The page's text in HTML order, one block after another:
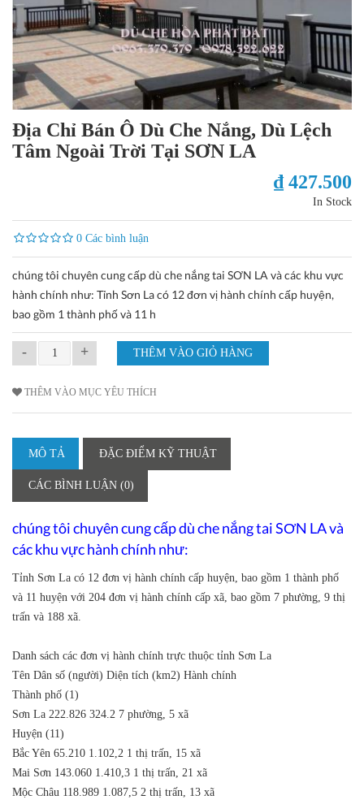
Địa Chỉ Bán Ô Dù Che Nắng, Dù Lệch
Tâm Ngoài Trời Tại SƠN LA
₫ 427.500
In Stock
0 Các bình luận
chúng tôi chuyên cung cấp dù che nắng tai SƠN LA và các khu vực
hành chính như: Tỉnh Sơn La có 12 đơn vị hành chính cấp huyện,
bao gồm 1 thành phố và 11 h
- +
THÊM VÀO MỤC YÊU THÍCH
MÔ TẢ ĐẶC ĐIỂM KỸ THUẬT
CÁC BÌNH LUẬN (0)
chúng tôi chuyên cung cấp dù che nắng taiSƠN LAvà
các khu vực hành chính như:
Tỉnh Sơn La có 12 đơn vị hành chính cấp huyện, bao gồm 1 thành phố
và 11 huyện với 204 đơn vị hành chính cấp xã, bao gồm 7 phường, 9 thị
trấn và 188 xã.
Danh sách các đơn vị hành chính trực thuộc tỉnh Sơn La
Tên Dân số (người) Diện tích (km2) Hành chính
Thành phố (1)
Sơn La 222.826 324.2 7 phường, 5 xã
Huyện (11)
Bắc Yên 65.210 1.102,2 1 thị trấn, 15 xã
Mai Sơn 143.060 1.410,3 1 thị trấn, 21 xã
Mộc Châu 118.989 1.087,5 2 thị trấn, 13 xã